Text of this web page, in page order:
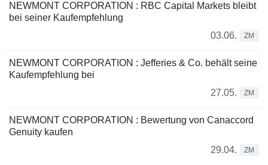
NEWMONT CORPORATION : RBC Capital Markets bleibt
bei seiner Kaufempfehlung
03.06.
ZM
NEWMONT CORPORATION : Jefferies & Co. behält seine
Kaufempfehlung bei
27.05.
ZM
NEWMONT CORPORATION : Bewertung von Canaccord
Genuity kaufen
29.04.
ZM